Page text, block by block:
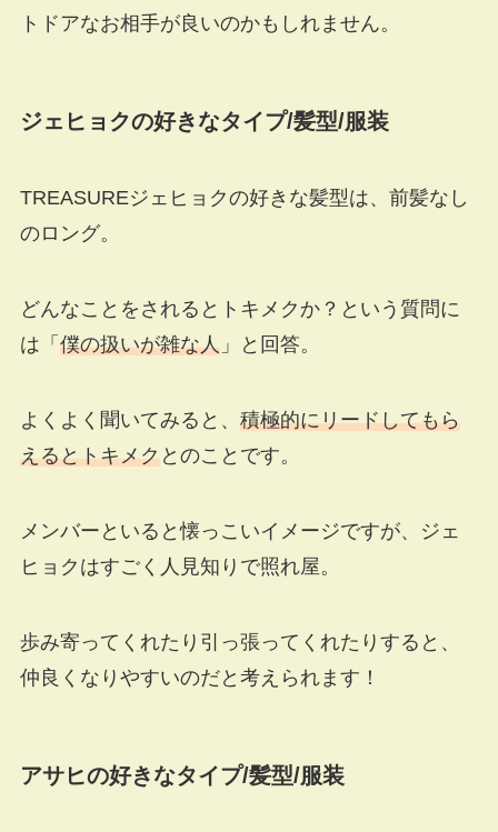
トドアなお相手が良いのかもしれません。
ジェヒョクの好きなタイプ/髪型/服装
TREASUREジェヒョクの好きな髪型は、前髪なし
のロング。
どんなことをされるとトキメクか？という質問に
は「 僕の扱いが雑な人」と回答。
よくよく聞いてみると、 積極的にリードしてもら
えるとトキメクとのことです。
メンバーといると懐っこいイメージですが、ジェ
ヒョクはすごく人見知りで照れ屋。
歩み寄ってくれたり引っ張ってくれたりすると、
仲良くなりやすいのだと考えられます！
アサヒの好きなタイプ/髪型/服装